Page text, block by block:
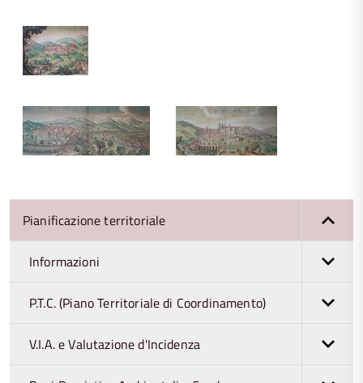
Pianificazione territoriale
Informazioni
P.T.C. (Piano Territoriale di Coordinamento)
V.I.A. e Valutazione d'Incidenza